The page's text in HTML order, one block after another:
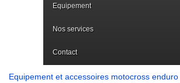
Equipement
Nos services
Contact
Equipement et accessoires motocross enduro